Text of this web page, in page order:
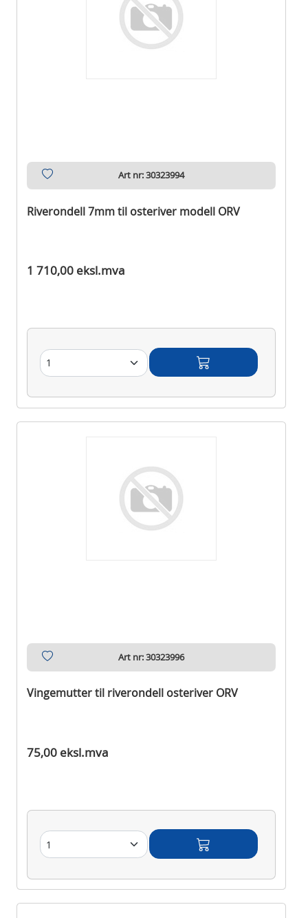
Art nr: 30323994
Riverondell 7mm til osteriver modell ORV
1 710,00 eksl.mva
Art nr: 30323996
Vingemutter til riverondell osteriver ORV
75,00 eksl.mva